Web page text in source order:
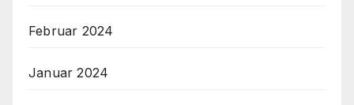
Februar 2024
Januar 2024